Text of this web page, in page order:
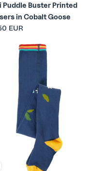
Puddle Buster Printed
in Cobalt Goose
EUR
Opciones